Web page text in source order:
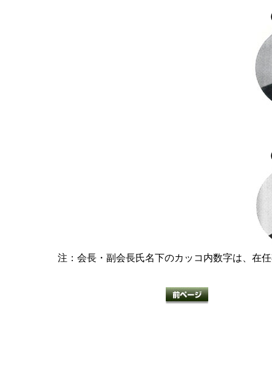
注：会長・副会長氏名下のカッコ内数字は、在